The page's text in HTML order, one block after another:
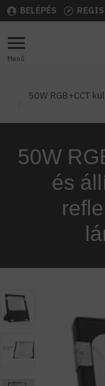
BELÉPÉS
50W RGB+CCT
50W
és